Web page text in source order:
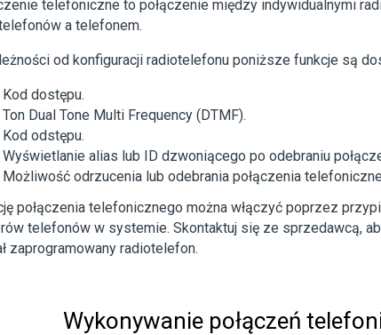
telefoniczne to połączenie między indywidualnymi
a telefonem.
od konfiguracji radiotelefonu poniższe funkcje są
Kod dostępu.
Ton Dual Tone Multi Frequency (DTMF).
Kod odstępu.
Wyświetlanie alias lub ID dzwoniącego po odebraniu
Możliwość odrzucenia lub odebrania połączenia
połączenia telefonicznego można włączyć poprzez
telefonów w systemie. Skontaktuj się ze sprzedawcą,
zaprogramowany radiotelefon.
Wykonywanie połączeń